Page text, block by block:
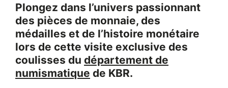
Plongez dans l’univers passionnant
des pièces de monnaie, des
médailles et de l’histoire monétaire
lors de cette visite exclusive des
coulisses du département de
numismatique de KBR.